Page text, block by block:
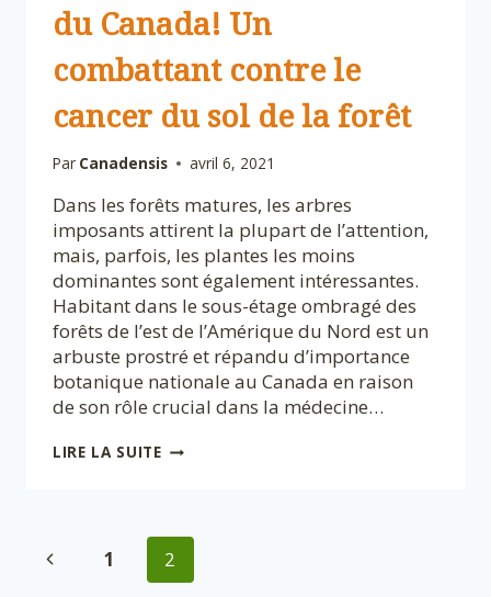
du Canada! Un
combattant contre le
cancer du sol de la forêt
Par Canadensis avril 6, 2021
Dans les forêts matures, les arbres
imposants attirent la plupart de l’attention,
mais, parfois, les plantes les moins
dominantes sont également intéressantes.
Habitant dans le sous-étage ombragé des
forêts de l’est de l’Amérique du Nord est un
arbuste prostré et répandu d’importance
botanique nationale au Canada en raison
de son rôle crucial dans la médecine…
LIRE LA SUITEPLANTES
DU
CANADA!
Navigation
Page
1 2